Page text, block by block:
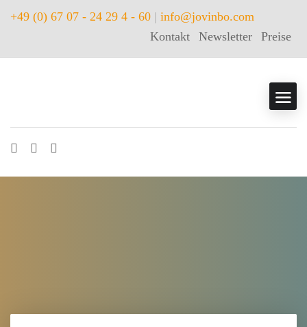
+49 (0) 67 07 - 24 29 4 - 60 | info@jovinbo.com
Kontakt
Newsletter Preise